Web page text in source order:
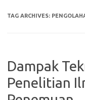
TAG ARCHIVES:
Dampak
Penelitian